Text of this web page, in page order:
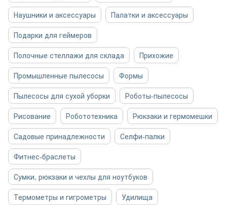
Наушники и аксессуары
Палатки и аксессуары
Подарки для геймеров
Полочные стеллажи для склада
Прихожие
Промышленные пылесосы
Формы
Пылесосы для сухой уборки
Роботы-пылесосы
Рисование
Робототехника
Рюкзаки и гермомешки
Садовые принадлежности
Селфи-палки
Фитнес-браслеты
Сумки, рюкзаки и чехлы для ноутбуков
Термометры и гигрометры
Удилища